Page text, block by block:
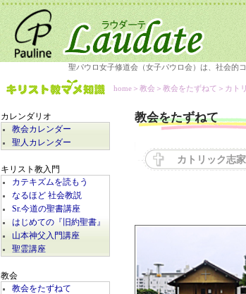
聖パウロ女子修道会（女子パウロ会）は、社会的
カレンダリオ
教会カレンダー
聖人カレンダー
キリスト教入門
カテキズムを読もう
なるほど 社会教説
Sr.今道の聖書講座
はじめての『旧約聖書』
山本神父入門講座
聖霊講座
教会
教会をたずねて
home ＞教会＞ 教会をたずねて ＞カト
教会をたずねて
カトリック志